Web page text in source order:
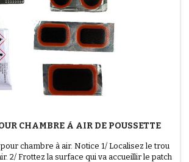
CHAMBRE À AIR DE POUSSETTE
chambre à air. Notice 1/ Localisez le trou
2/ Frottez la surface qui va accueillir le patch